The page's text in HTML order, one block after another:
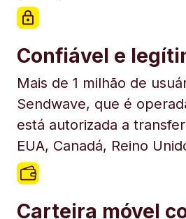
Confiável e
Mais de 1 milhão de
Sendwave, que é
está autorizada a
EUA, Canadá, Reino
Carteira móvel